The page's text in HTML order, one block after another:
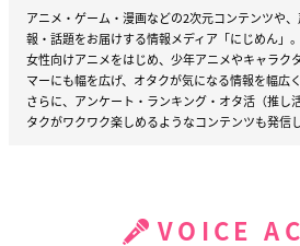
アニメ・ゲーム・漫画などの2次元コンテンツや
報・話題をお届けする情報メディア「にじめん」。
女性向けアニメをはじめ、少年アニメやキャラク
マーにも幅を広げ、オタクが気になる情報を幅広
さらに、アンケート・ランキング・オタ活（推し
タクがワクワク楽しめるようなコンテンツも発信
VOICE